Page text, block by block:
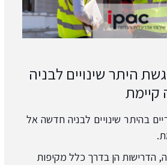
היתר שינויים לבניה
קיימת
בהיתר שינויים לבניה חדשה אל
הדרישות הן בדרך כלל מקיפות